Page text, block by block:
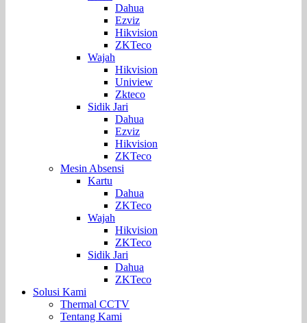
Dahua
Ezviz
Hikvision
ZKTeco
Wajah
Hikvision
Uniview
Zkteco
Sidik Jari
Dahua
Ezviz
Hikvision
ZKTeco
Mesin Absensi
Kartu
Dahua
ZKTeco
Wajah
Hikvision
ZKTeco
Sidik Jari
Dahua
ZKTeco
Solusi Kami
Thermal CCTV
Tentang Kami